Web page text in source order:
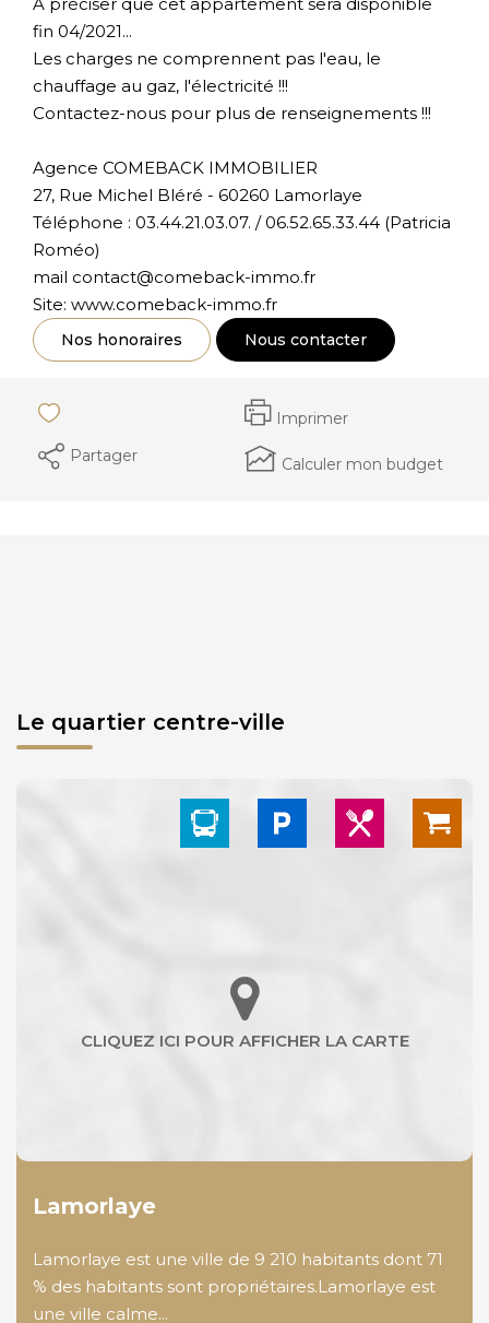
fin 04/2021...
Les charges ne comprennent pas l'eau, le
chauffage au gaz, l'électricité !!!
Contactez-nous pour plus de renseignements !!!
Agence COMEBACK IMMOBILIER
27, Rue Michel Bléré - 60260 Lamorlaye
Téléphone : 03.44.21.03.07. / 06.52.65.33.44 (Patricia
Roméo)
mail contact@comeback-immo.fr
Site: www.comeback-immo.fr
Nos honoraires Nous contacter
Imprimer
Partager
Calculer mon budget
Le quartier centre-ville
Lamorlaye
Lamorlaye est une ville de 9 210 habitants dont 71
% des habitants sont propriétaires.Lamorlaye est
une ville calme...